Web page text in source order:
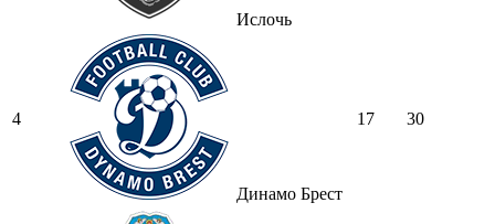
Ислочь
4
Динамо Брест
17 30